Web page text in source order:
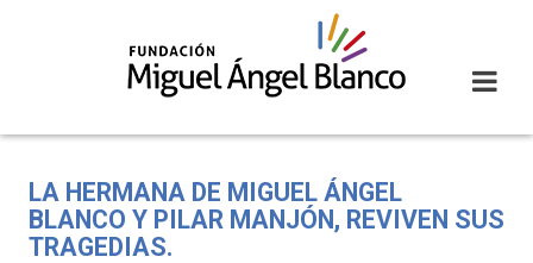
LA HERMANA DE MIGUEL ÁNGEL
BLANCO Y PILAR MANJÓN, REVIVEN SUS
TRAGEDIAS.